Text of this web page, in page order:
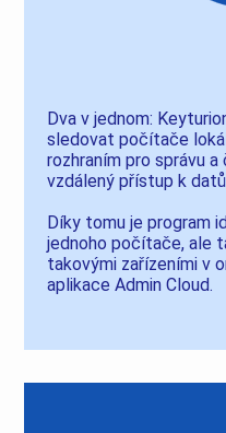
Dva v jednom:
sledovat počítače
rozhraním pro správu
vzdálený přístup k
Díky tomu je program
jednoho počítače, ale
takovými zařízeními v
aplikace Admin Cloud.